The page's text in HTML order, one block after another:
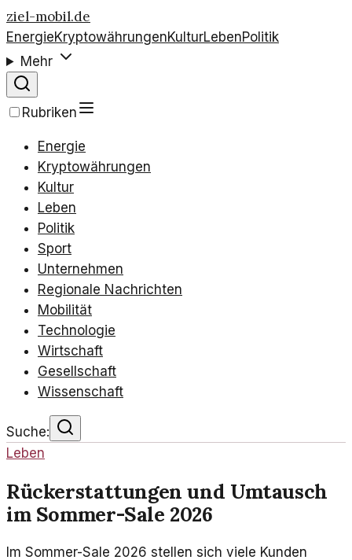
ziel-mobil.de
EnergieKryptowährungenKulturLebenPolitik
Mehr
Rubriken
Energie
Kryptowährungen
Kultur
Leben
Politik
Sport
Unternehmen
Regionale Nachrichten
Mobilität
Technologie
Wirtschaft
Gesellschaft
Wissenschaft
Suche:
Leben
Rückerstattungen und Umtausch
im Sommer-Sale 2026
Im Sommer-Sale 2026 stellen sich viele Kunden